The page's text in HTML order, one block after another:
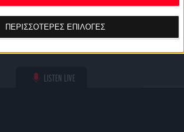
τον ιστότοπο και κάνοντας κλικ στο
στο κάτω μέρος της ιστοσελίδας.
ΠΕΡΙΣΣΟΤΕΡΕΣ ΕΠΙΛΟΓΕΣ
LISTEN LIVE